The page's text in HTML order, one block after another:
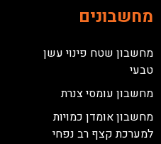
מחשבונים
מחשבון שטח פינוי עשן
טבעי
מחשבון עומסי צנרת
מחשבון אומדן כמויות
למערכת קצף רב נפחי